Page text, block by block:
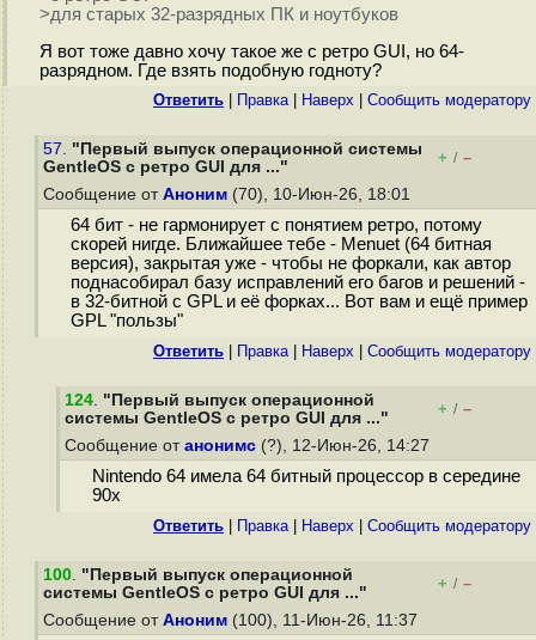
>для старых 32-разрядных ПК и ноутбуков
Я вот тоже давно хочу такое же с ретро GUI, но 64-
разрядном. Где взять подобную годноту?
Ответить Правка| Наверх Cообщить модератору
57. "Первый выпуск операционной системы
GentleOS с ретро GUI для ..."
+ / –
Сообщение от Аноним (70), 10-Июн-26, 18:01
64 бит - не гармонирует с понятием ретро, потому
скорей нигде. Ближайшее тебе - Menuet (64 битная
версия), закрытая уже - чтобы не форкали, как автор
поднасобирал базу исправлений его багов и решений -
в 32-битной с GPL и её форках... Вот вам и ещё пример
GPL "пользы"
Ответить Правка| Наверх Cообщить модератору
124. "Первый выпуск операционной
системы GentleOS с ретро GUI для ..."
+ / –
Сообщение от анонимс (?), 12-Июн-26, 14:27
Nintendo 64 имела 64 битный процессор в середине
90х
Ответить Правка| Наверх Cообщить модератору
100. "Первый выпуск операционной
системы GentleOS с ретро GUI для ..."
+ / –
Сообщение от Аноним (100), 11-Июн-26, 11:37